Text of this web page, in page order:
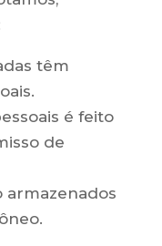
têm
é feito
de
armazenados